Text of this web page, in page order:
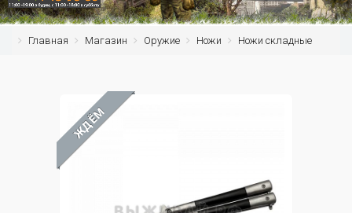
Главная Магазин Оружие Ножи Ножи складные
ЖДЁМ